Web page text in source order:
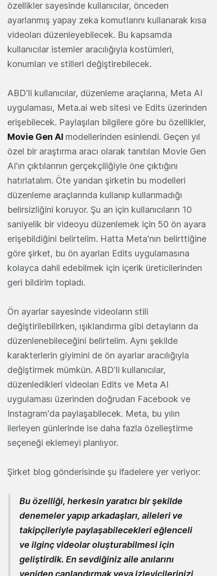
özellikler sayesinde kullanıcılar, önceden
ayarlanmış yapay zeka komutlarını kullanarak kısa
videoları düzenleyebilecek. Bu kapsamda
kullanıcılar istemler aracılığıyla kostümleri,
konumları ve stilleri değiştirebilecek.
ABD'li kullanıcılar, düzenleme araçlarına, Meta AI
uygulaması, Meta.ai web sitesi ve Edits üzerinden
erişebilecek. Paylaşılan bilgilere göre bu özellikler,
Movie Gen AI modellerinden esinlendi. Geçen yıl
özel bir araştırma aracı olarak tanıtılan Movie Gen
AI'ın çıktılarının gerçekçiliğiyle öne çıktığını
hatırlatalım. Öte yandan şirketin bu modelleri
düzenleme araçlarında kullanıp kullanmadığı
belirsizliğini koruyor. Şu an için kullanıcıların 10
saniyelik bir videoyu düzenlemek için 50 ön ayara
erişebildiğini belirtelim. Hatta Meta'nın belirttiğine
göre şirket, bu ön ayarları Edits uygulamasına
kolayca dahil edebilmek için içerik üreticilerinden
geri bildirim topladı.
Ön ayarlar sayesinde videoların stili
değiştirilebilirken, ışıklandırma gibi detayların da
düzenlenebileceğini belirtelim. Aynı şekilde
karakterlerin giyimini de ön ayarlar aracılığıyla
değiştirmek mümkün. ABD'li kullanıcılar,
düzenledikleri videoları Edits ve Meta AI
uygulaması üzerinden doğrudan Facebook ve
Instagram'da paylaşabilecek. Meta, bu yılın
ilerleyen günlerinde ise daha fazla özelleştirme
seçeneği eklemeyi planlıyor.
Şirket blog gönderisinde şu ifadelere yer veriyor:
Bu özelliği, herkesin yaratıcı bir şekilde
denemeler yapıp arkadaşları, aileleri ve
takipçileriyle paylaşabilecekleri eğlenceli
ve ilginç videolar oluşturabilmesi için
geliştirdik. En sevdiğiniz aile anılarını
yeniden canlandırmak veya izleyicilerinizi